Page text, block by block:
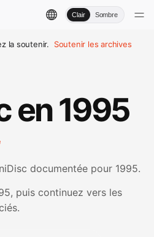
Clair Sombre
la soutenir. Soutenir les archives
en 1995
documentée pour 1995.
puis continuez vers les